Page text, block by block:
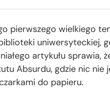
pierwszego wielkiego
uniwersyteckiej,
artykułu sprawia,
Absurdu, gdzie nic nie
do papieru.